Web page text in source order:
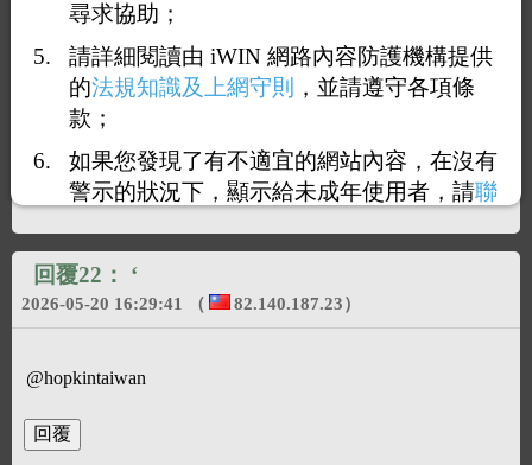
回覆21：洨林
2026-05-20 15:26:31（ 42.72.145.172）
@xiaolin4267
回覆22： ‘
2026-05-20 16:29:41 （ 82.140.187.23）
@hopkintaiwan
尋求協助；
請詳細閱讀由 iWIN 網路內容防護機構提供
的法規知識及上網守則
，並請遵守各項條
款；
如果您發現了有不適宜的網站內容，在沒有
警示的狀況下，顯示給未成年使用者，請聯